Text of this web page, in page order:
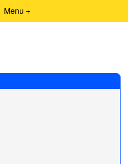
Menu +